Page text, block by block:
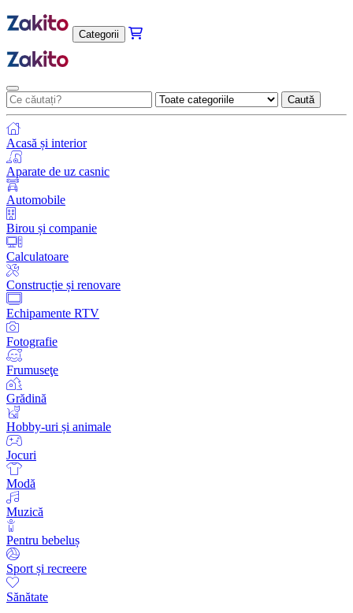
Categorii
Caută
Acasă și interior
Aparate de uz casnic
Automobile
Birou și companie
Calculatoare
Construcție și renovare
Echipamente RTV
Fotografie
Frumuseţe
Grădină
Hobby-uri și animale
Jocuri
Modă
Muzică
Pentru bebeluș
Sport și recreere
Sănătate